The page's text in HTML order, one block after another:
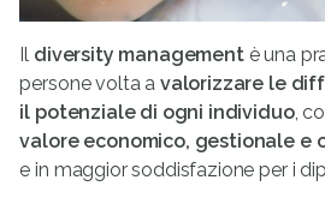
Il diversity managementè una
persone volta a valorizzare le
il potenziale di ogni individuo,
valore economico, gestionale e
e in maggior soddisfazione per i